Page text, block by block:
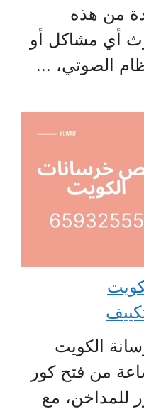
من هذه
أي مشاكل أو
الصوتي، ...
الكويت
على مدار 24 ساعة من فتح كور
للمداخن، مع